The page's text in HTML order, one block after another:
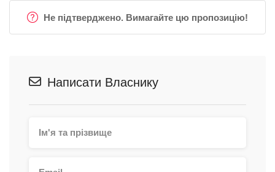
Не підтверджено. Вимагайте цю пропозицію!
Написати Власнику